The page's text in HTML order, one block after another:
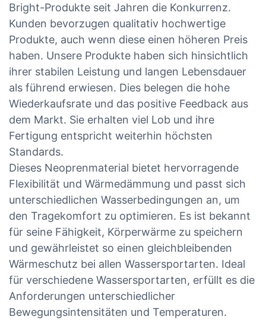
Bright-Produkte seit Jahren die Konkurrenz.
Kunden bevorzugen qualitativ hochwertige
Produkte, auch wenn diese einen höheren Preis
haben. Unsere Produkte haben sich hinsichtlich
ihrer stabilen Leistung und langen Lebensdauer
als führend erwiesen. Dies belegen die hohe
Wiederkaufsrate und das positive Feedback aus
dem Markt. Sie erhalten viel Lob und ihre
Fertigung entspricht weiterhin höchsten
Standards.
Dieses Neoprenmaterial bietet hervorragende
Flexibilität und Wärmedämmung und passt sich
unterschiedlichen Wasserbedingungen an, um
den Tragekomfort zu optimieren. Es ist bekannt
für seine Fähigkeit, Körperwärme zu speichern
und gewährleistet so einen gleichbleibenden
Wärmeschutz bei allen Wassersportarten. Ideal
für verschiedene Wassersportarten, erfüllt es die
Anforderungen unterschiedlicher
Bewegungsintensitäten und Temperaturen.